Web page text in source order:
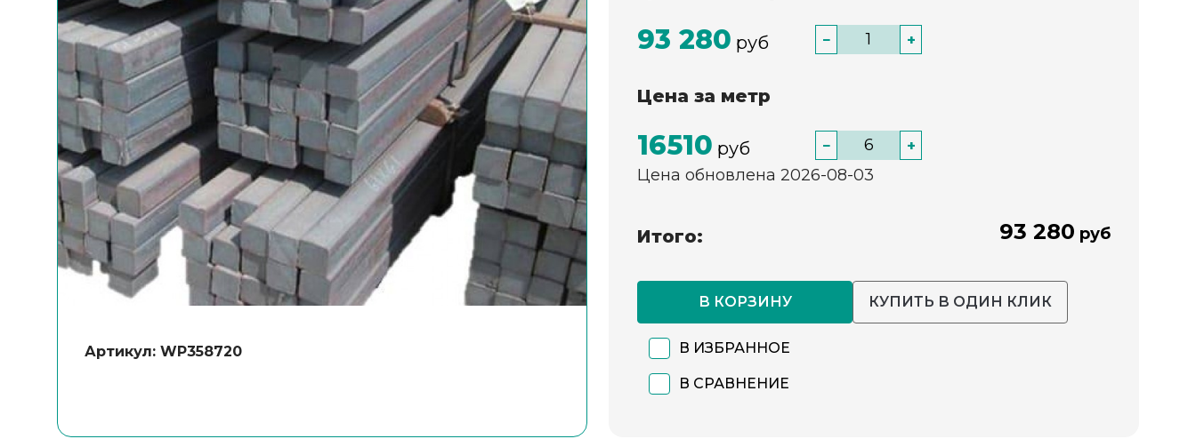
Артикул: WP358720
93 280 руб − +
Цена за метр
16510 руб − +
Цена обновлена 2026-08-03
Итого: 93 280 руб
В КОРЗИНУ КУПИТЬ В ОДИН КЛИК
В ИЗБРАННОЕ
В СРАВНЕНИЕ